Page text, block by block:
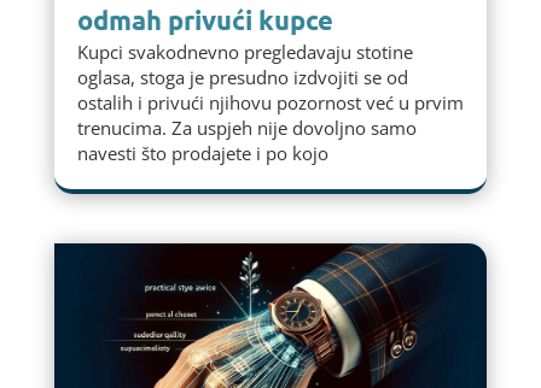
odmah privući kupce
Kupci svakodnevno pregledavaju stotine
oglasa, stoga je presudno izdvojiti se od
ostalih i privući njihovu pozornost već u prvim
trenucima. Za uspjeh nije dovoljno samo
navesti što prodajete i po kojo